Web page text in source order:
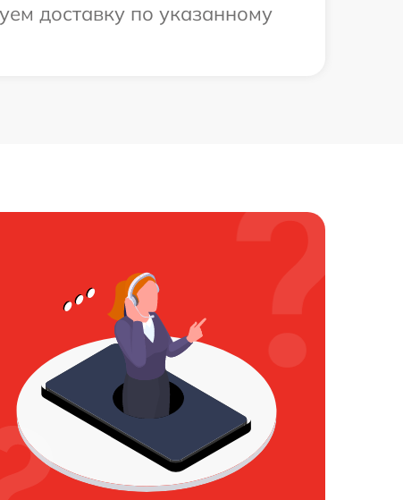
доставку по указанному